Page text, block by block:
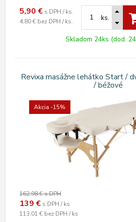
5,90 € s DPH / ks.
4,80 € bez DPH / ks. ks.
Skladom 24ks (dod.
Revixa masážne lehátko Start /
/ béžové
Akcia -15%
162,98 €s DPH
139 € s DPH / ks
113,01 € bez DPH / ks